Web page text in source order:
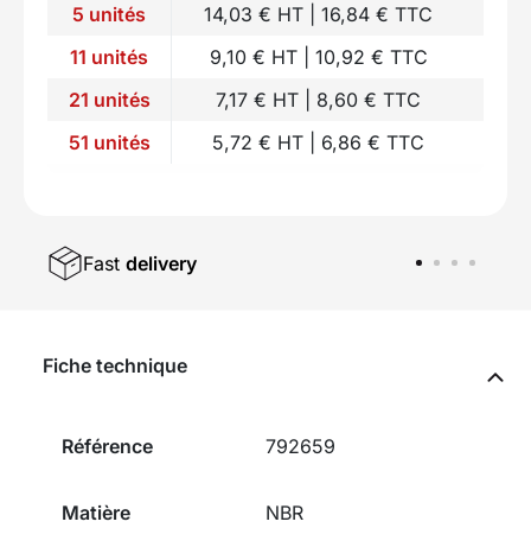
5 unités
14,03 € HT | 16,84 € TTC
11 unités
9,10 € HT | 10,92 € TTC
21 unités
7,17 € HT | 8,60 € TTC
51 unités
5,72 € HT | 6,86 € TTC
Fast delivery
Fiche technique
Référence 792659
Matière NBR